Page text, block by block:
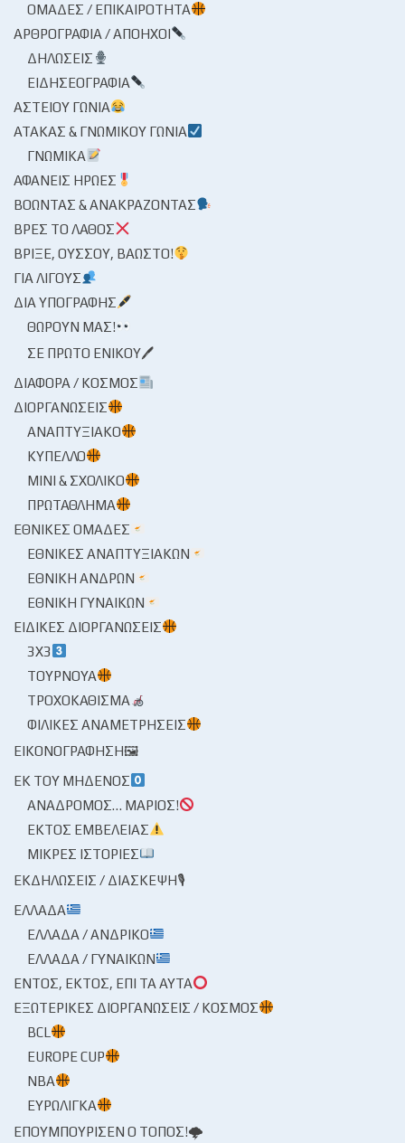
ΟΜΆΔΕΣ / ΕΠΙΚΑΙΡΌΤΗΤΑ
ΑΡΘΡΟΓΡΑΦΊΑ / ΑΠΌΗΧΟΙ
ΔΗΛΏΣΕΙΣ
ΕΙΔΗΣΕΟΓΡΑΦΊΑ
ΑΣΤΕΊΟΥ ΓΩΝΊΑ
ΑΤΆΚΑΣ & ΓΝΩΜΙΚΟΎ ΓΩΝΊΑ
ΓΝΩΜΙΚΆ
ΑΦΑΝΕΊΣ ΉΡΩΕΣ
ΒΟΏΝΤΑΣ & ΑΝΑΚΡΆΖΟΝΤΑΣ
ΒΡΕΣ ΤΟ ΛΆΘΟΣ
ΒΡΊΞΕ, ΟΎΣΣΟΥ, ΒΆΩΣΤΟ!
ΓΙΑ ΛΊΓΟΥΣ
ΔΙΑ ΥΠΟΓΡΑΦΉΣ
ΘΩΡΟΎΝ ΜΑΣ!
ΣΕ ΠΡΏΤΟ ΕΝΙΚΟΎ🖊
ΔΙΆΦΟΡΑ / ΚΌΣΜΟΣ
ΔΙΟΡΓΑΝΏΣΕΙΣ
ΑΝΑΠΤΥΞΙΑΚΌ
ΚΎΠΕΛΛΟ
ΜΊΝΙ & ΣΧΟΛΙΚΌ
ΠΡΩΤΆΘΛΗΜΑ
ΕΘΝΙΚΈΣ ΟΜΆΔΕΣ
ΕΘΝΙΚΈΣ ΑΝΑΠΤΥΞΙΑΚΏΝ
ΕΘΝΙΚΉ ΑΝΔΡΏΝ
ΕΘΝΙΚΉ ΓΥΝΑΙΚΏΝ
ΕΙΔΙΚΈΣ ΔΙΟΡΓΑΝΏΣΕΙΣ
3X3
ΤΟΥΡΝΟΥΆ
ΤΡΟΧΟΚΆΘΙΣΜΑ
ΦΙΛΙΚΈΣ ΑΝΑΜΕΤΡΉΣΕΙΣ
ΕΙΚΟΝΟΓΡΆΦΗΣΗ🖼
ΕΚ ΤΟΥ ΜΗΔΕΝΌΣ
ΑΝΆΔΡΟΜΟΣ… ΜΆΡΙΟΣ!
ΕΚΤΌΣ ΕΜΒΈΛΕΙΑΣ
ΜΙΚΡΈΣ ΙΣΤΟΡΊΕΣ
ΕΚΔΗΛΏΣΕΙΣ / ΔΙΆΣΚΕΨΗ🎙
ΕΛΛΆΔΑ
ΕΛΛΆΔΑ / ΑΝΔΡΙΚΌ
ΕΛΛΆΔΑ / ΓΥΝΑΙΚΏΝ
ΕΝΤΌΣ, ΕΚΤΌΣ, ΕΠΊ ΤΑ ΑΥΤΆ
ΕΞΩΤΕΡΙΚΈΣ ΔΙΟΡΓΑΝΏΣΕΙΣ / ΚΌΣΜΟΣ
BCL
EUROPE CUP
NBA
ΕΥΡΩΛΊΓΚΑ
ΕΠΟΥΜΠΟΎΡΙΣΕΝ Ο ΤΌΠΟΣ!🌩